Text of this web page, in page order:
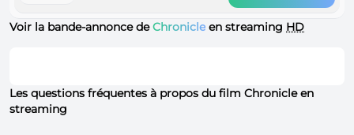
Voir la bande-annonce deChronicle en streaming HD
Les questions fréquentes à propos du film Chronicle en
streaming